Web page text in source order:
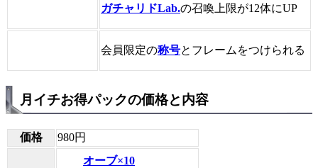
ガチャリドLab.の召喚上限が12体にUP
会員限定の称号とフレームをつけられる
月イチお得パックの価格と内容
価格 980円
オーブ×10